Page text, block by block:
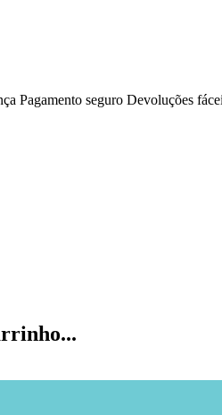
Pagamento seguro Devoluções